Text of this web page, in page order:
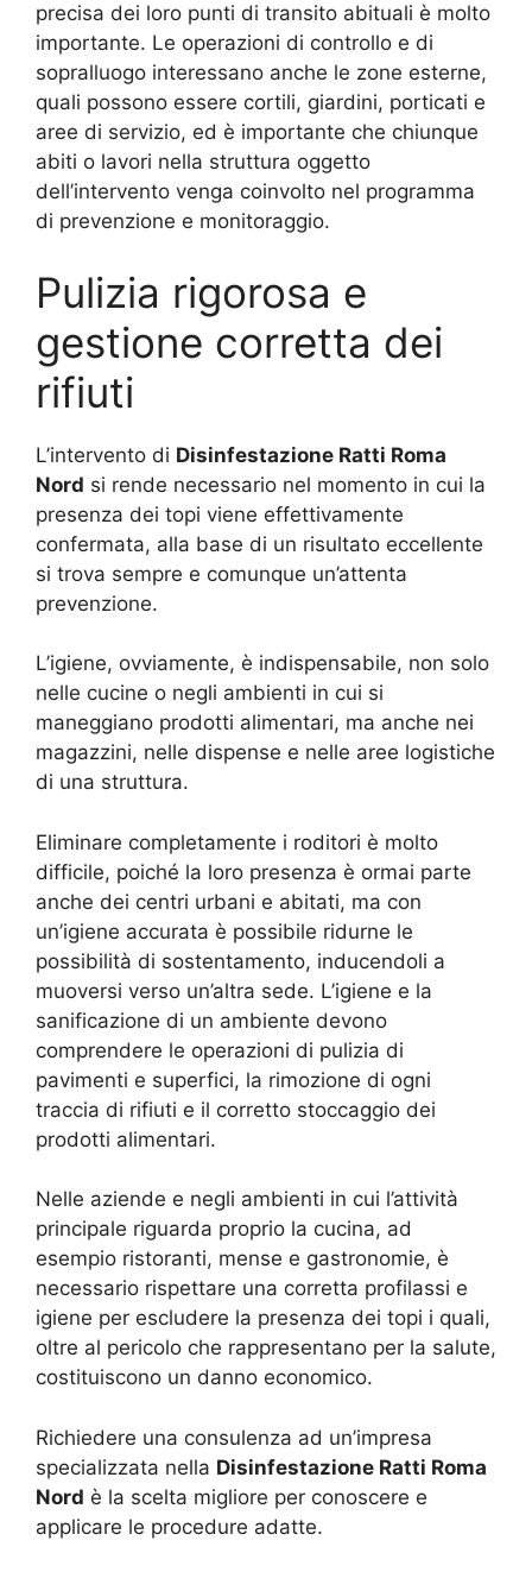
precisa dei loro punti di transito abituali è molto
importante. Le operazioni di controllo e di
sopralluogo interessano anche le zone esterne,
quali possono essere cortili, giardini, porticati e
aree di servizio, ed è importante che chiunque
abiti o lavori nella struttura oggetto
dell’intervento venga coinvolto nel programma
di prevenzione e monitoraggio.
Pulizia rigorosa e
gestione corretta dei
rifiuti
L’intervento di Disinfestazione Ratti Roma
Nord si rende necessario nel momento in cui la
presenza dei topi viene effettivamente
confermata, alla base di un risultato eccellente
si trova sempre e comunque un’attenta
prevenzione.
L’igiene, ovviamente, è indispensabile, non solo
nelle cucine o negli ambienti in cui si
maneggiano prodotti alimentari, ma anche nei
magazzini, nelle dispense e nelle aree logistiche
di una struttura.
Eliminare completamente i roditori è molto
difficile, poiché la loro presenza è ormai parte
anche dei centri urbani e abitati, ma con
un’igiene accurata è possibile ridurne le
possibilità di sostentamento, inducendoli a
muoversi verso un’altra sede. L’igiene e la
sanificazione di un ambiente devono
comprendere le operazioni di pulizia di
pavimenti e superfici, la rimozione di ogni
traccia di rifiuti e il corretto stoccaggio dei
prodotti alimentari.
Nelle aziende e negli ambienti in cui l’attività
principale riguarda proprio la cucina, ad
esempio ristoranti, mense e gastronomie, è
necessario rispettare una corretta profilassi e
igiene per escludere la presenza dei topi i quali,
oltre al pericolo che rappresentano per la salute,
costituiscono un danno economico.
Richiedere una consulenza ad un’impresa
specializzata nella Disinfestazione Ratti Roma
Nord è la scelta migliore per conoscere e
applicare le procedure adatte.